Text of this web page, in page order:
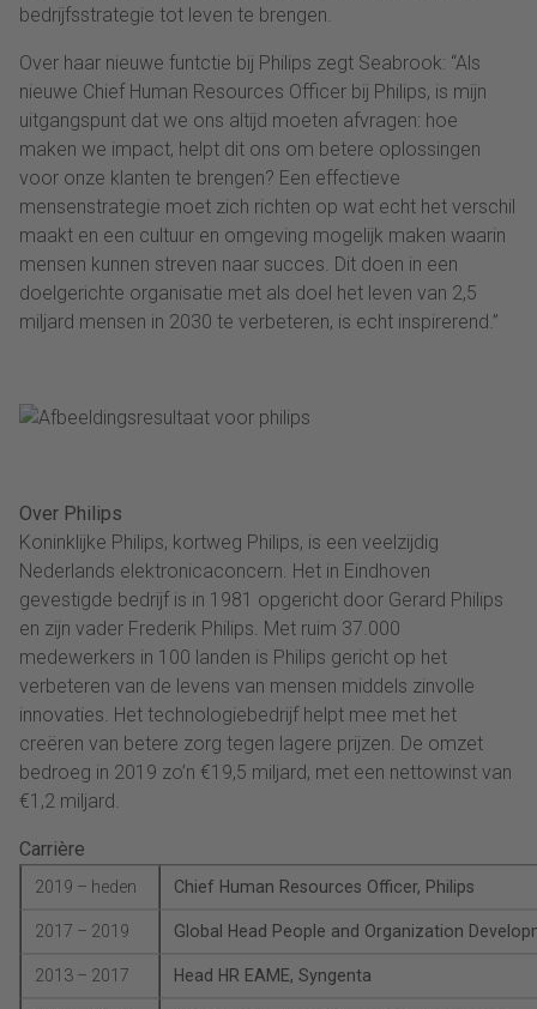
bedrijfsstrategie tot leven te brengen.
Over haar nieuwe funtctie bij Philips zegt Seabrook: “Als
nieuwe Chief Human Resources Officer bij Philips, is mijn
uitgangspunt dat we ons altijd moeten afvragen: hoe
maken we impact, helpt dit ons om betere oplossingen
voor onze klanten te brengen? Een effectieve
mensenstrategie moet zich richten op wat echt het verschil
maakt en een cultuur en omgeving mogelijk maken waarin
mensen kunnen streven naar succes. Dit doen in een
doelgerichte organisatie met als doel het leven van 2,5
miljard mensen in 2030 te verbeteren, is echt inspirerend.”
Over Philips
Koninklijke Philips, kortweg Philips, is een veelzijdig
Nederlands elektronicaconcern. Het in Eindhoven
gevestigde bedrijf is in 1981 opgericht door Gerard Philips
en zijn vader Frederik Philips. Met ruim 37.000
medewerkers in 100 landen is Philips gericht op het
verbeteren van de levens van mensen middels zinvolle
innovaties. Het technologiebedrijf helpt mee met het
creëren van betere zorg tegen lagere prijzen. De omzet
bedroeg in 2019 zo’n €19,5 miljard, met een nettowinst van
€1,2 miljard.
Carrière
2019 – heden Chief Human Resources Officer, Philips
2017 – 2019 Global Head People and Organization
2013 – 2017 Head HR EAME, Syngenta